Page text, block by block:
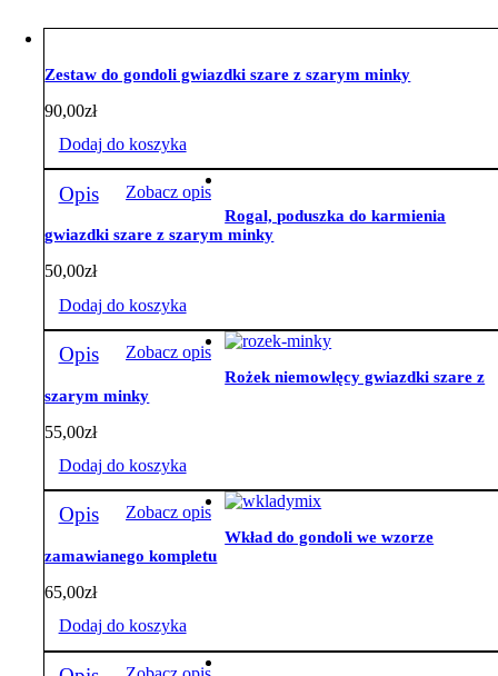
Zestaw do gondoli gwiazdki szare z szarym minky
90,00zł
Dodaj do koszyka
Opis Zobacz opis
Rogal, poduszka do karmienia
gwiazdki szare z szarym minky
50,00zł
Dodaj do koszyka
Opis Zobacz opis
Rożek niemowlęcy gwiazdki szare z
szarym minky
55,00zł
Dodaj do koszyka
Opis Zobacz opis
Wkład do gondoli we wzorze
zamawianego kompletu
65,00zł
Dodaj do koszyka